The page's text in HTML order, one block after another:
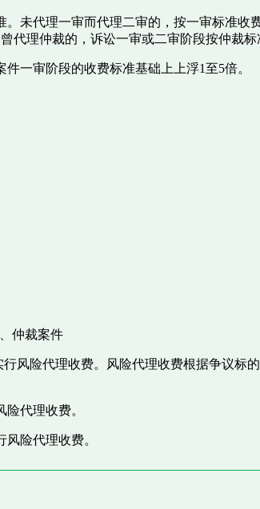
未代理一审而代理二审的，按一审标准
代理仲裁的，诉讼一审或二审阶段按仲裁
一审阶段的收费标准基础上上浮1至5倍。
仲裁案件
风险代理收费。风险代理收费根据争议标
代理收费。
险代理收费。